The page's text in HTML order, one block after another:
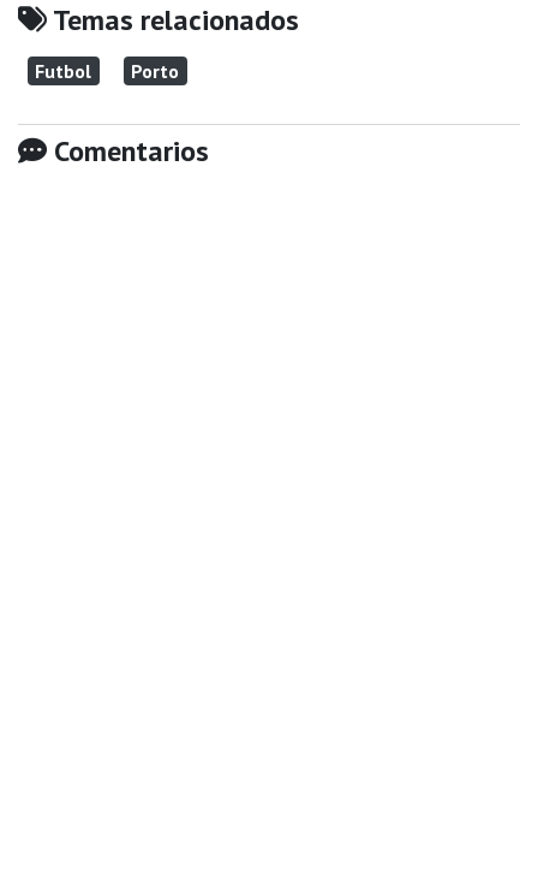
Temas relacionados
Futbol Porto
Comentarios